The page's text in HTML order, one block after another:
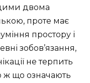
двома
проте має
простору і
зобов’язання,
не терпить
ж що означають